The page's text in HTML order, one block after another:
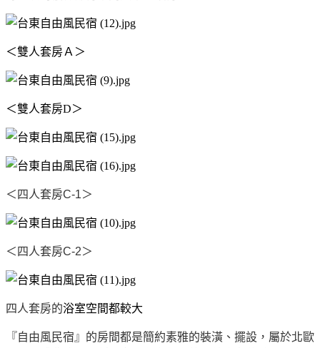
＜雙人套房Ａ＞
＜雙人套房D＞
＜四人套房C-1＞
＜四人套房C-2＞
四人套房的浴室空間都較大
『自由風民宿』的房間都是簡約素雅的裝潢、擺設，屬於北歐